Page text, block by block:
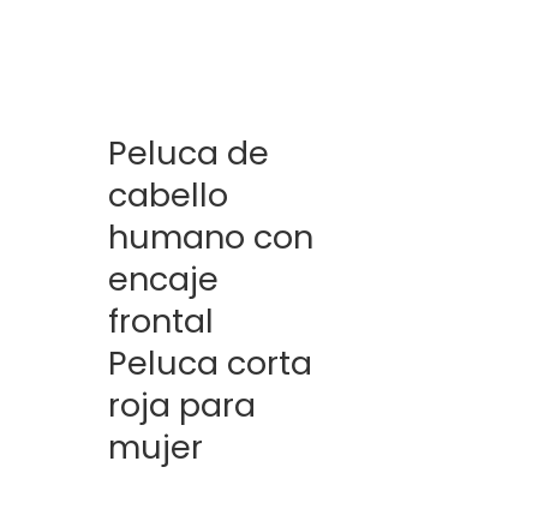
Peluca de
cabello
humano con
encaje
frontal
Peluca corta
roja para
mujer